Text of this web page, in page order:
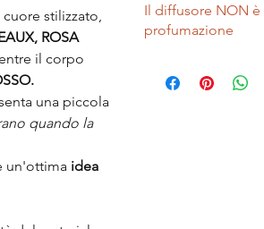
stilizzato,
ROSA
il corpo
una piccola
quando la
un'ottima idea
scopo è infatti
imperfetto e
lungo nel tempo.
bomboniera!
Sul retro al posto
bomboniere
Il diffusore NON
profumazione